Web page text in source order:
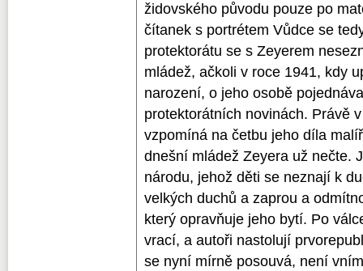
židovského původu pouze po
čítanek s portrétem Vůdce se
protektorátu se s Zeyerem
mládež, ačkoli v roce 1941, kdy
narození, o jeho osobě
protektorátních novinách. Právě
vzpomíná na četbu jeho díla
dnešní mládež Zeyera už nečte.
národu, jehož děti se neznají k
velkých duchů a zaprou a
který opravňuje jeho bytí. Po
vrací, a autoři nastolují
se nyní mírně posouvá, není